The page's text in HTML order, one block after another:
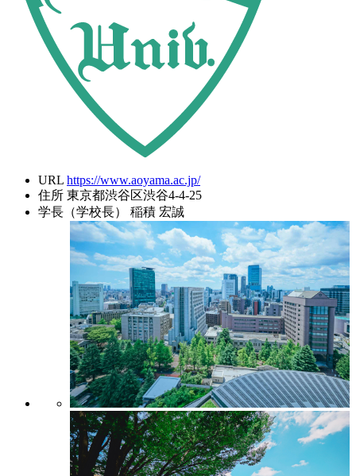
URL https://www.aoyama.ac.jp/
住所 東京都渋谷区渋谷4-4-25
学長（学校長）
稲積 宏誠